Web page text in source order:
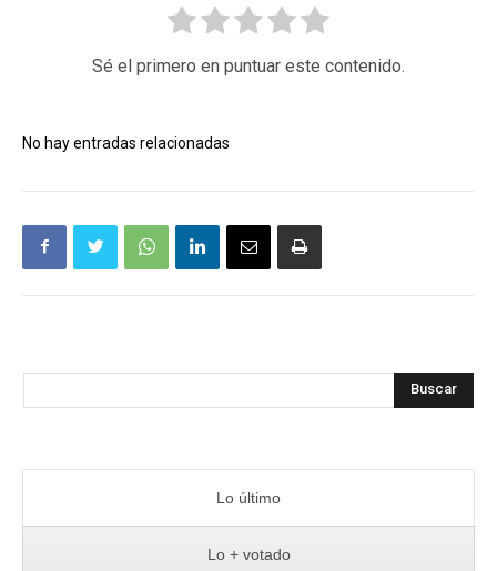
Sé el primero en puntuar este contenido.
No hay entradas relacionadas
Buscar
Lo último
Lo + votado